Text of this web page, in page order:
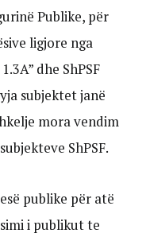
Publike, për
ligjore nga
dhe ShPSF
subjektet janë
mora vendim
ShPSF.
publike për atë
i publikut te